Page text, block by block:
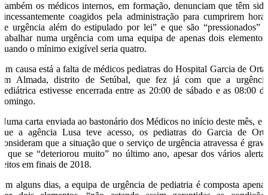
Também os médicos internos, em formação, denunciam que têm sido
“incessantemente coagidos pela administração para cumprirem horas
de urgência além do estipulado por lei” e que são “pressionados” a
trabalhar numa urgência com uma equipa de apenas dois elementos,
quando o mínimo exigível seria quatro.
Em causa está a falta de médicos pediatras do Hospital Garcia de Orta,
em Almada, distrito de Setúbal, que fez já com que a urgência
pediátrica estivesse encerrada entre as 20:00 de sábado e as 08:00 de
domingo.
Numa carta enviada ao bastonário dos Médicos no início deste mês, e a
que a agência Lusa teve acesso, os pediatras do Garcia de Orta
consideram que a situação que o serviço de urgência atravessa é grave
e que se “deteriorou muito” no último ano, apesar dos vários alertas
feitos em finais de 2018.
Em alguns dias, a equipa de urgência de pediatria é composta apenas